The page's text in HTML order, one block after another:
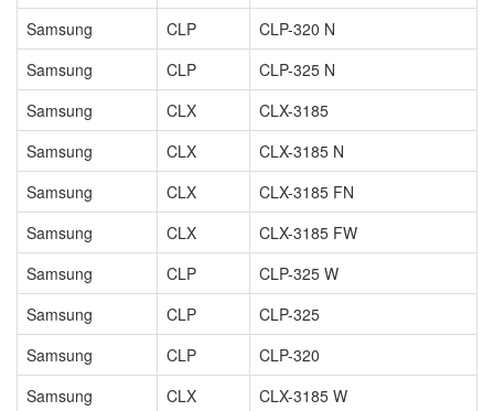
Samsung
CLP
CLP-320 N
Samsung
CLP
CLP-325 N
Samsung
CLX
CLX-3185
Samsung
CLX
CLX-3185 N
Samsung
CLX
CLX-3185 FN
Samsung
CLX
CLX-3185 FW
Samsung
CLP
CLP-325 W
Samsung
CLP
CLP-325
Samsung
CLP
CLP-320
Samsung
CLX CLX-3185 W